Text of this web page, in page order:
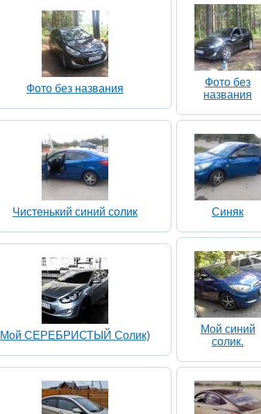
Фото без названия
Фото без
названия
Чистенький синий солик Синяк
Мой СЕРЕБРИСТЫЙ Солик)
Мой синий
солик.